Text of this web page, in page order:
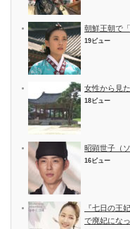
朝鮮王朝で
19ビュー
女性から見
18ビュー
昭顕世子（
16ビュー
『七日の王
で廃妃にな